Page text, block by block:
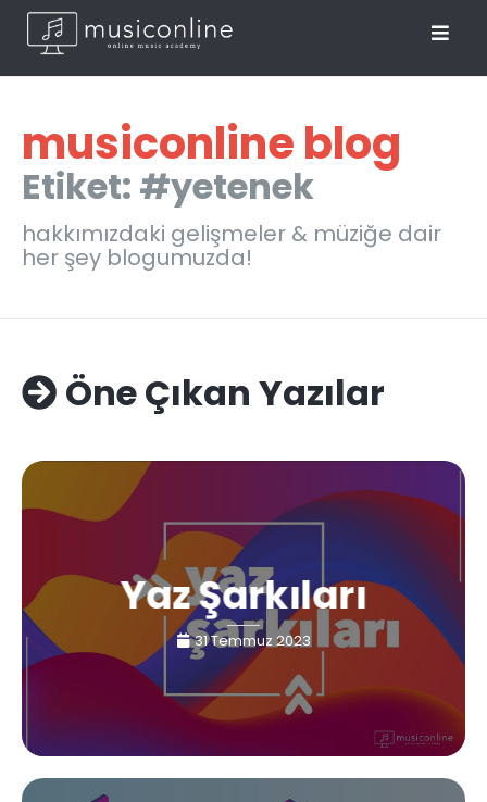
musiconline blog
Etiket: #yetenek
hakkımızdaki gelişmeler & müziğe dair
her şey blogumuzda!
Öne Çıkan Yazılar
Yaz Şarkıları
31 Temmuz 2023